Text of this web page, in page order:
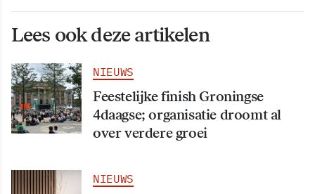
Lees ook deze artikelen
NIEUWS
Feestelijke finish Groningse
4daagse; organisatie droomt al
over verdere groei
NIEUWS